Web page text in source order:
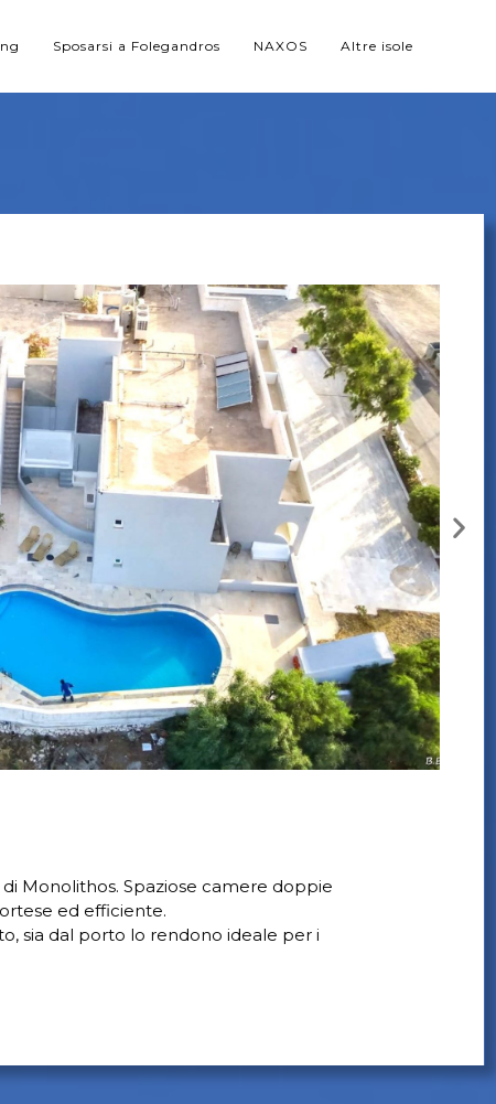
Sposarsi a Folegandros NAXOS Altre isole
Monolithos. Spaziose camere doppie
ed efficiente.
sia dal porto lo rendono ideale per i